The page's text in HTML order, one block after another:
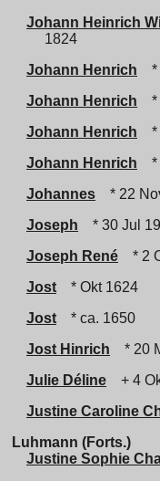
Johann Heinrich
1824
Johann Henrich
*
Johann Henrich
*
Johann Henrich
*
Johann Henrich
*
Johannes
* 22
Joseph
* 30 Jul
Joseph René
* 2
Jost
* Okt 1624
Jost
* ca. 1650
Jost Hinrich
* 20
Julie Déline
+ 4
Justine Caroline
Luhmann (Forts.)
Justine Sophie